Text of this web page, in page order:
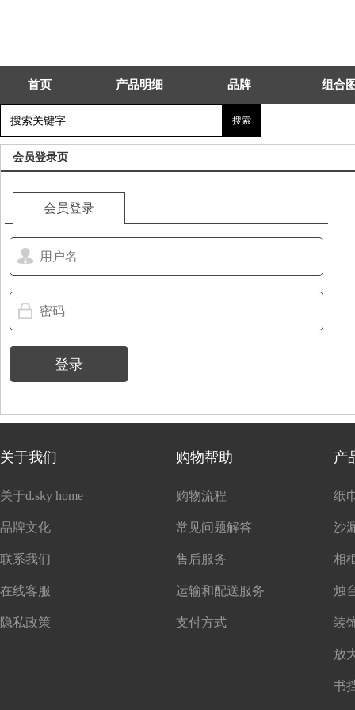
首页 产品明细 品牌 组合
会员登录页
会员登录
登录
关于我们
关于d.sky home
品牌文化
联系我们
在线客服
隐私政策
购物帮助
购物流程
常见问题解答
售后服务
运输和配送服务
支付方式
产
纸
沙
书